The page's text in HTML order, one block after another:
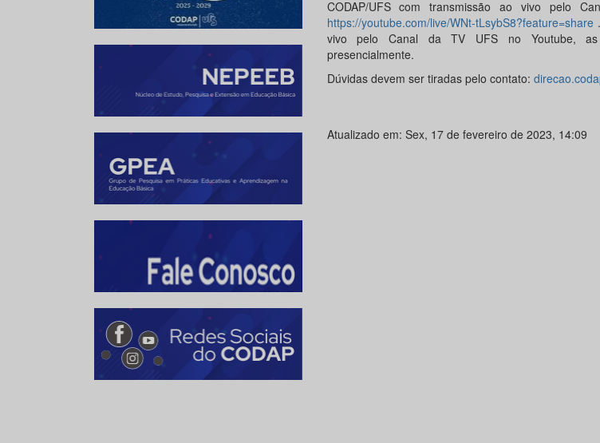
CODAP/UFS com transmissão ao vivo pelo
https://youtube.com/live/WNt-tLsybS8?feature=share
vivo pelo Canal da TV UFS no Youtube, as
presencialmente.
Dúvidas devem ser tiradas pelo contato:
Atualizado em: Sex, 17 de fevereiro de 2023, 14:09